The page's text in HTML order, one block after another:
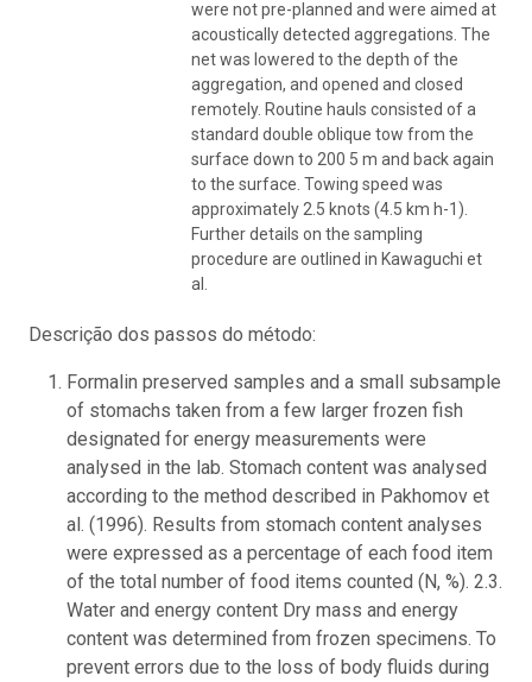
were not pre-planned and were aimed at
acoustically detected aggregations. The
net was lowered to the depth of the
aggregation, and opened and closed
remotely. Routine hauls consisted of a
standard double oblique tow from the
surface down to 200 5 m and back again
to the surface. Towing speed was
approximately 2.5 knots (4.5 km h-1).
Further details on the sampling
procedure are outlined in Kawaguchi et
al.
Descrição dos passos do método:
Formalin preserved samples and a small subsample
of stomachs taken from a few larger frozen fish
designated for energy measurements were
analysed in the lab. Stomach content was analysed
according to the method described in Pakhomov et
al. (1996). Results from stomach content analyses
were expressed as a percentage of each food item
of the total number of food items counted (N, %). 2.3.
Water and energy content Dry mass and energy
content was determined from frozen specimens. To
prevent errors due to the loss of body fluids during